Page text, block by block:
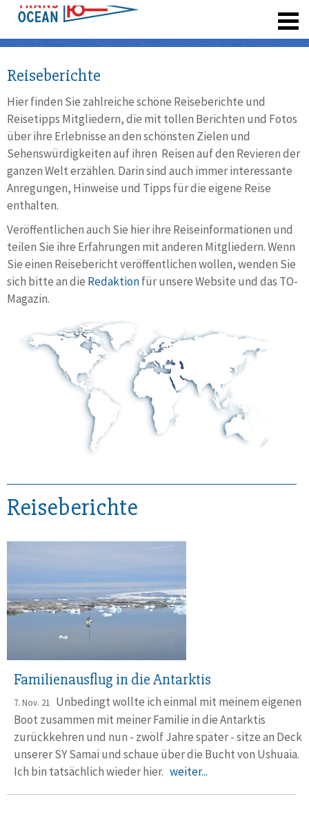
Reiseberichte
Hier finden Sie zahlreiche schöne Reiseberichte und
Reisetipps Mitgliedern, die mit tollen Berichten und Fotos
über ihre Erlebnisse an den schönsten Zielen und
Sehenswürdigkeiten auf ihren Reisen auf den Revieren der
ganzen Welt erzählen. Darin sind auch immer interessante
Anregungen, Hinweise und Tipps für die eigene Reise
enthalten.
Veröffentlichen auch Sie hier ihre Reiseinformationen und
teilen Sie ihre Erfahrungen mit anderen Mitgliedern. Wenn
Sie einen Reisebericht veröffentlichen wollen, wenden Sie
sich bitte an die Redaktionfür unsere Website und das TO-
Magazin.
Reiseberichte
Familienausflug in die Antarktis
7. Nov. 21 Unbedingt wollte ich einmal mit meinem eigenen
Boot zusammen mit meiner Familie in die Antarktis
zurückkehren und nun - zwölf Jahre später - sitze an Deck
unserer SY Samai und schaue über die Bucht von Ushuaia.
Ich bin tatsächlich wieder hier. weiter...